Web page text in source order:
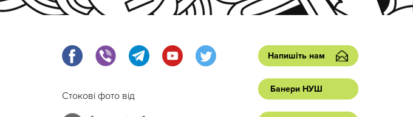
Стокові фото від
Напишіть нам
Банери НУШ